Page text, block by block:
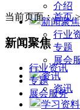
介绍
新闻聚焦
行业
专题
展会
资讯
资讯
学习资料
当前页面：首页
新闻聚焦
行业资讯
专题
展会服务